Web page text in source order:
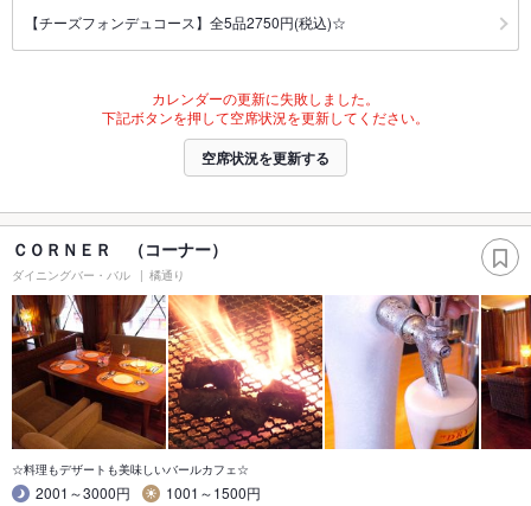
【チーズフォンデュコース】全5品2750円(税込)☆
カレンダーの更新に失敗しました。
下記ボタンを押して空席状況を更新してください。
空席状況を更新する
ＣＯＲＮＥＲ （コーナー）
ダイニングバー・バル 橘通り
☆料理もデザートも美味しいバールカフェ☆
2001～3000円
1001～1500円